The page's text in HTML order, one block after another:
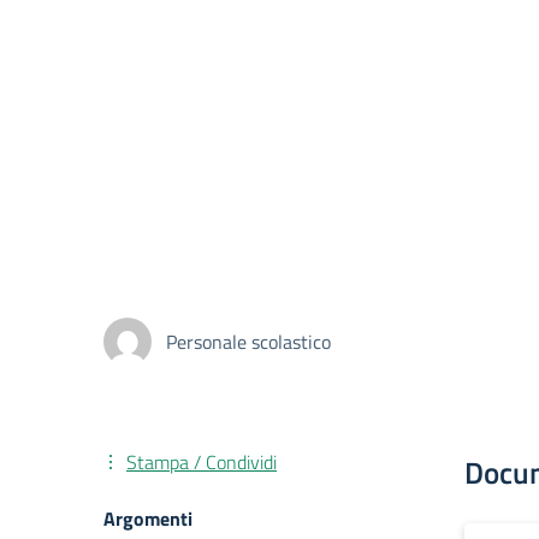
Personale scolastico
Stampa / Condividi
Argomenti